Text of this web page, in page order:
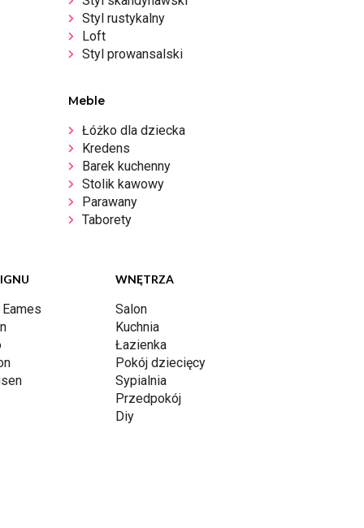
Styl rustykalny
Loft
Styl prowansalski
Meble
Łóżko dla dziecka
Kredens
Barek kuchenny
Stolik kawowy
Parawany
Taborety
WNĘTRZA
Salon
Kuchnia
Łazienka
Pokój dziecięcy
Sypialnia
Przedpokój
Diy